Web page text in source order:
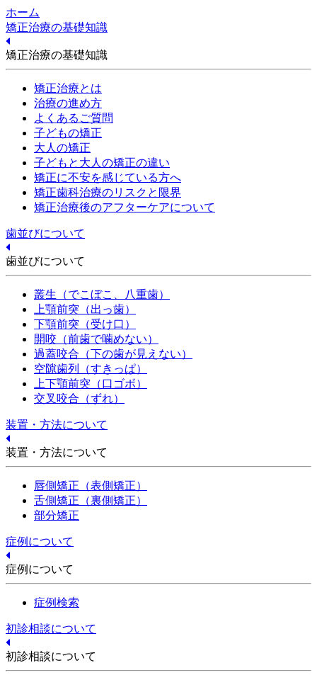
ホーム
矯正治療の基礎知識
矯正治療の基礎知識
矯正治療とは
治療の進め方
よくあるご質問
子どもの矯正
大人の矯正
子どもと大人の矯正の違い
矯正に不安を感じている方へ
矯正歯科治療のリスクと限界
矯正治療後のアフターケアについて
歯並びについて
歯並びについて
叢生（でこぼこ、八重歯）
上顎前突（出っ歯）
下顎前突（受け口）
開咬（前歯で噛めない）
過蓋咬合（下の歯が見えない）
空隙歯列（すきっぱ）
上下顎前突（口ゴボ）
交叉咬合（ずれ）
装置・方法について
装置・方法について
唇側矯正（表側矯正）
舌側矯正（裏側矯正）
部分矯正
症例について
症例について
症例検索
初診相談について
初診相談について